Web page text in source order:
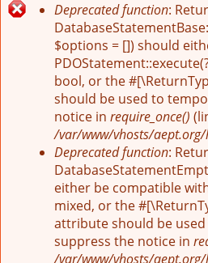
Mensaje de error
Deprecated function:
$options = []) should
bool, or the
should be used to
notice in require_once()
/var/www/vhosts/
Deprecated function:
either be compatible
mixed, or the
attribute should be
suppress the notice in
/var/www/vhosts/